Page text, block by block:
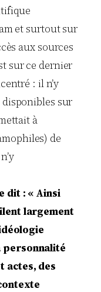
et surtout sur
aux sources
sur ce dernier
: il n’y
sur
à
de
dit : « Ainsi
largement
personnalité
actes, des